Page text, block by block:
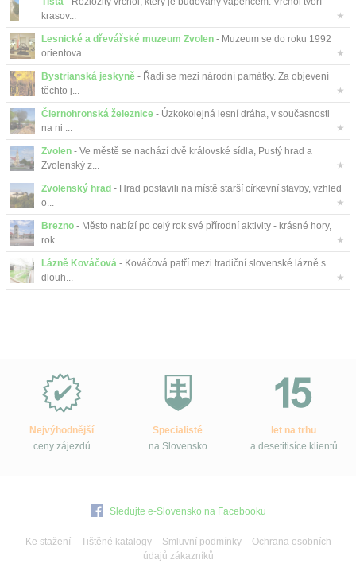
krasov...
★
Lesnické a dřevářské muzeum Zvolen - Muzeum se do roku 1992
orientova...
★
Bystrianská jeskyně - Řadí se mezi národní památky. Za objevení
těchto j...
★
Čiernohronská železnice - Úzkokolejná lesní dráha, v současnosti
na ni ...
★
Zvolen - Ve městě se nachází dvě královské sídla, Pustý hrad a
Zvolenský z...
★
Zvolenský hrad - Hrad postavili na místě starší církevní stavby, vzhled
o...
★
Brezno - Město nabízí po celý rok své přírodní aktivity - krásné hory,
rok...
★
Lázně Kováčová - Kováčová patří mezi tradiční slovenské lázně s
dlouh...
★
Slovensko.cz?
Nejvýhodnější
ceny zájezdů
Specialisté
na Slovensko
let na trhu
a desetitisíce klientů
Sledujte e-Slovensko na Facebooku
Ke stažení – Tištěné katalogy– Smluvní podmínky– Ochrana osobních
údajů zákazníků